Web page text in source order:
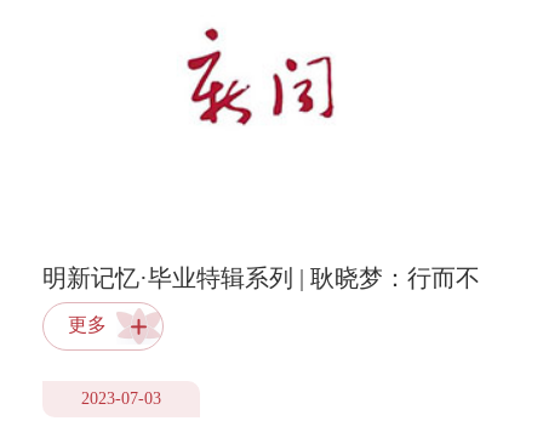
明新记忆·毕业特辑系列 | 耿晓梦：行而不
辍，履践致远
更多
2023-07-03